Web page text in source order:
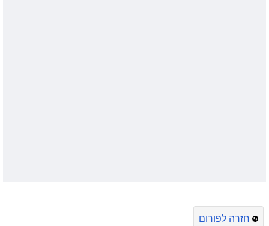
חזרה לפורום